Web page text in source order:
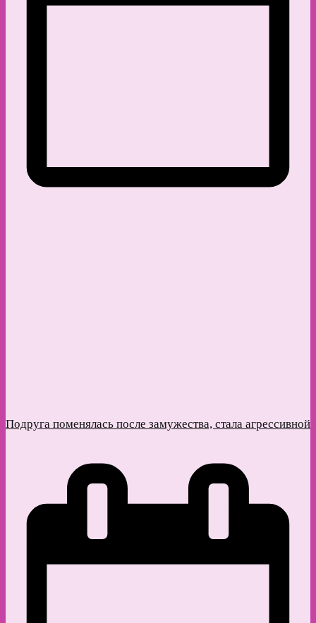
Подруга поменялась после замужества, стала агрессивной